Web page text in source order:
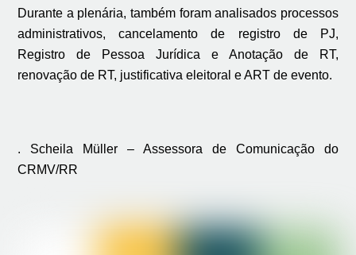
Durante a plenária, também foram analisados processos
administrativos, cancelamento de registro de PJ,
Registro de Pessoa Jurídica e Anotação de RT,
renovação de RT, justificativa eleitoral e ART de evento.
. Scheila Müller – Assessora de Comunicação do
CRMV/RR